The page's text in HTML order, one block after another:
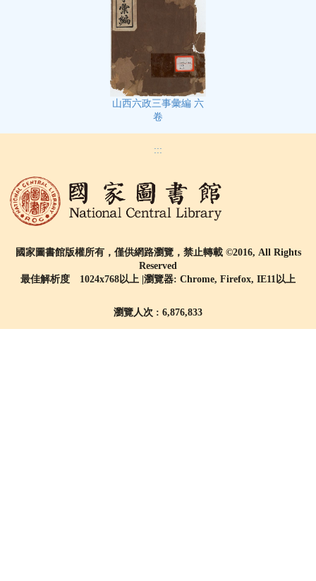
山西六政三事彙編 六
卷
:::
國家圖書館版權所有，僅供網路瀏覽，禁止轉載 ©2016, All Rights
Reserved
最佳解析度 1024x768以上 |瀏覽器: Chrome, Firefox, IE11以上
瀏覽人次 : 6,876,833